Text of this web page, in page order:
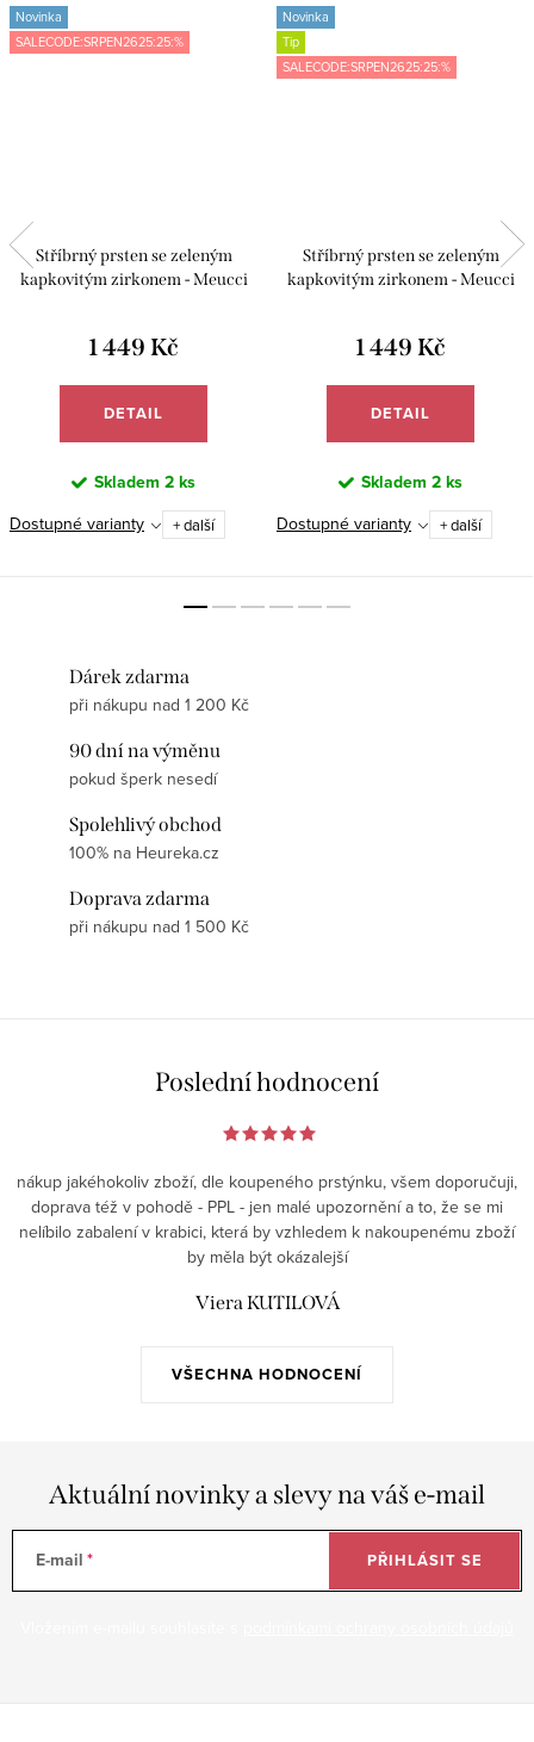
Novinka
SALECODE:SRPEN2625:25:%
Stříbrný prsten se zeleným
kapkovitým zirkonem - Meucci
1 449 Kč
DETAIL
Skladem 2 ks
Dostupné varianty + další
Novinka
Tip
SALECODE:SRPEN2625:25:%
Stříbrný prsten se zeleným
kapkovitým zirkonem - Meucci
1 449 Kč
DETAIL
Skladem 2 ks
Dostupné varianty + další
Dárek zdarma
při nákupu nad 1 200 Kč
90 dní na výměnu
pokud šperk nesedí
Spolehlivý obchod
100% na Heureka.cz
Doprava zdarma
při nákupu nad 1 500 Kč
Poslední hodnocení
VŠECHNA HODNOCENÍ
nákup jakéhokoliv zboží, dle koupeného prstýnku, všem doporučuji,
doprava též v pohodě - PPL - jen malé upozornění a to, že se mi
nelíbilo zabalení v krabici, která by vzhledem k nakoupenému zboží
by měla být okázalejší
Viera KUTILOVÁ
Aktuální novinky a slevy na váš e-mail
E-mail PŘIHLÁSIT SE